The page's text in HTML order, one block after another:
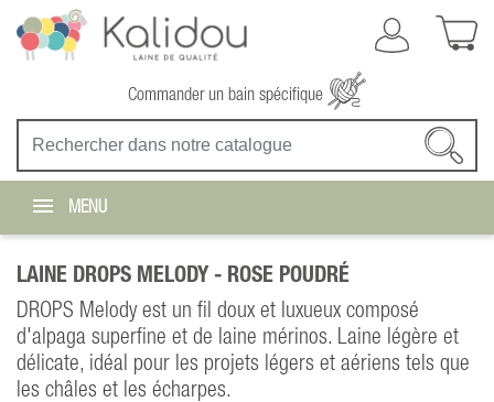
Commander un bain spécifique
MENU
LAINE DROPS MELODY - ROSE POUDRÉ
DROPS Melody est un fil doux et luxueux composé
d'alpaga superfine et de laine mérinos. Laine légère et
délicate, idéal pour les projets légers et aériens tels que
les châles et les écharpes.